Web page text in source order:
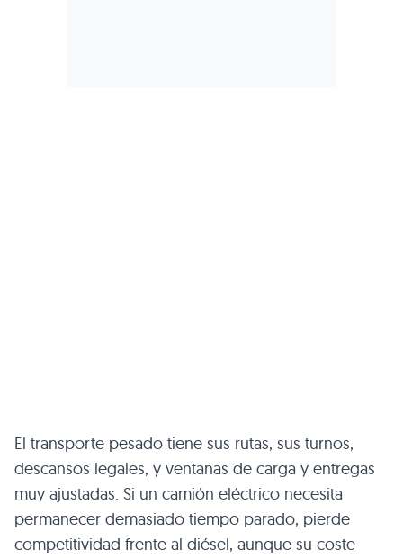
El transporte pesado tiene sus rutas, sus turnos,
descansos legales, y ventanas de carga y entregas
muy ajustadas. Si un camión eléctrico necesita
permanecer demasiado tiempo parado, pierde
competitividad frente al diésel, aunque su coste